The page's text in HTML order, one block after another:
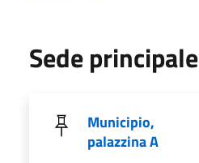
Sede principale
Municipio,
palazzina A